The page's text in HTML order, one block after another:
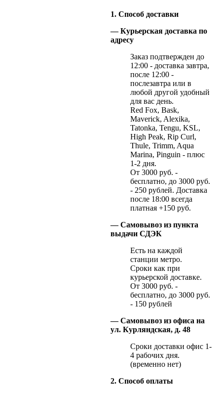
1. Способ доставки
— Курьерская доставка по
адресу
Заказ подтвержден до
12:00 - доставка завтра,
после 12:00 -
послезавтра или в
любой другой удобный
для вас день.
Red Fox, Bask,
Maverick, Alexika,
Tatonka, Tengu, KSL,
High Peak, Rip Curl,
Thule, Trimm, Aqua
Marina, Pinguin - плюс
1-2 дня.
От 3000 руб. -
бесплатно, до 3000 руб.
- 250 рублей. Доставка
после 18:00 всегда
платная +150 руб.
— Самовывоз из пункта
выдачи СДЭК
Есть на каждой
станции метро.
Сроки как при
курьерской доставке.
От 3000 руб. -
бесплатно, до 3000 руб.
- 150 рублей
— Самовывоз из офиса на
ул. Курляндская, д. 48
Сроки доставки офис 1-
4 рабочих дня.
(временно нет)
2. Способ оплаты